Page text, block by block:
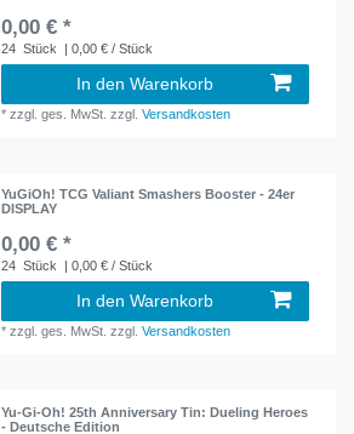
0,00 € *
24 Stück | 0,00 € / Stück
In den Warenkorb
*zzgl. ges. MwSt. zzgl.Versandkosten
YuGiOh! TCG Valiant Smashers Booster - 24er
DISPLAY
0,00 € *
24 Stück | 0,00 € / Stück
In den Warenkorb
*zzgl. ges. MwSt. zzgl.Versandkosten
Yu-Gi-Oh! 25th Anniversary Tin: Dueling Heroes
- Deutsche Edition